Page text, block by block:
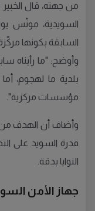
من جهته، قال
السويدية، مونْس
السابقة بكونها
وأوضح: "ما رأيناه
بلدية ما لهجوم،
مؤسسات مركزية".
وأضاف أن الهدف من
قدرة السويد على
النوايا بدقة.
جهاز الأمن